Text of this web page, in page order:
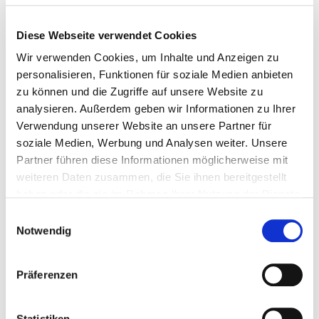
Diese Webseite verwendet Cookies
Wir verwenden Cookies, um Inhalte und Anzeigen zu
personalisieren, Funktionen für soziale Medien anbieten
zu können und die Zugriffe auf unsere Website zu
analysieren. Außerdem geben wir Informationen zu Ihrer
Verwendung unserer Website an unsere Partner für
soziale Medien, Werbung und Analysen weiter. Unsere
Partner führen diese Informationen möglicherweise mit
weiteren Daten zusammen, die Sie ihnen bereitgestellt
Notwendig
Präferenzen
Publizistenpreis 2018 nicht vergeben
Der Preis würdigt Publizisten, die das Bibliothekswesen
durch herausragende Einzelbeiträge oder durch die
Kontinuität sachgerechter Berichterstattung wirkungsvoll
gefördert haben. Er wird seit 1987 jährlich verliehen.
Im vergangenen wurde der Helmut-Sontag-Preis erstmals
zurückgezogen. Eigentlich war der Schweizer
Wissenschaftsjournalist Reto U. Schneider für den
Teilnahmebedingungen« habe die Jury allerdings
dbv im vergangenen Jahr mit.
erschienen im NZZ-Folio zum Thema »Bibliotheken«.